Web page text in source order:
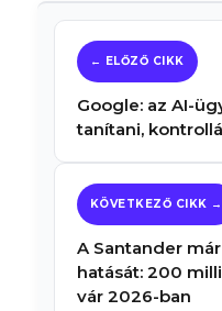
Google: az AI-
tanítani,
A Santander
hatását: 200
vár 2026-ban